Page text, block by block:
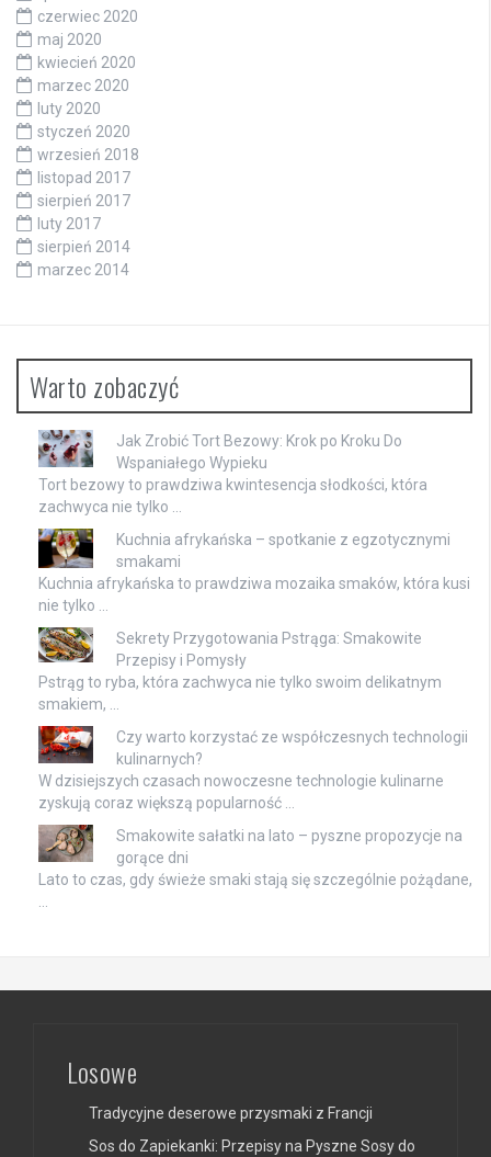
czerwiec 2020
maj 2020
kwiecień 2020
marzec 2020
luty 2020
styczeń 2020
wrzesień 2018
listopad 2017
sierpień 2017
luty 2017
sierpień 2014
marzec 2014
Warto zobaczyć
Jak Zrobić Tort Bezowy: Krok po Kroku Do
Wspaniałego Wypieku
Tort bezowy to prawdziwa kwintesencja słodkości, która
zachwyca nie tylko …
Kuchnia afrykańska – spotkanie z egzotycznymi
smakami
Kuchnia afrykańska to prawdziwa mozaika smaków, która kusi
nie tylko …
Sekrety Przygotowania Pstrąga: Smakowite
Przepisy i Pomysły
Pstrąg to ryba, która zachwyca nie tylko swoim delikatnym
smakiem, …
Czy warto korzystać ze współczesnych technologii
kulinarnych?
W dzisiejszych czasach nowoczesne technologie kulinarne
zyskują coraz większą popularność …
Smakowite sałatki na lato – pyszne propozycje na
gorące dni
Lato to czas, gdy świeże smaki stają się szczególnie pożądane,
…
Losowe
Tradycyjne deserowe przysmaki z Francji
Sos do Zapiekanki: Przepisy na Pyszne Sosy do